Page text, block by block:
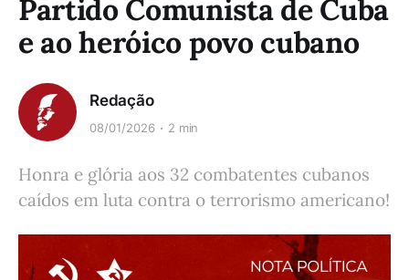
Partido Comunista de Cuba
e ao heróico povo cubano
Redação
08/01/2026 2 min
Honra e glória aos 32 combatentes cubanos
caídos em luta contra o terrorismo americano!